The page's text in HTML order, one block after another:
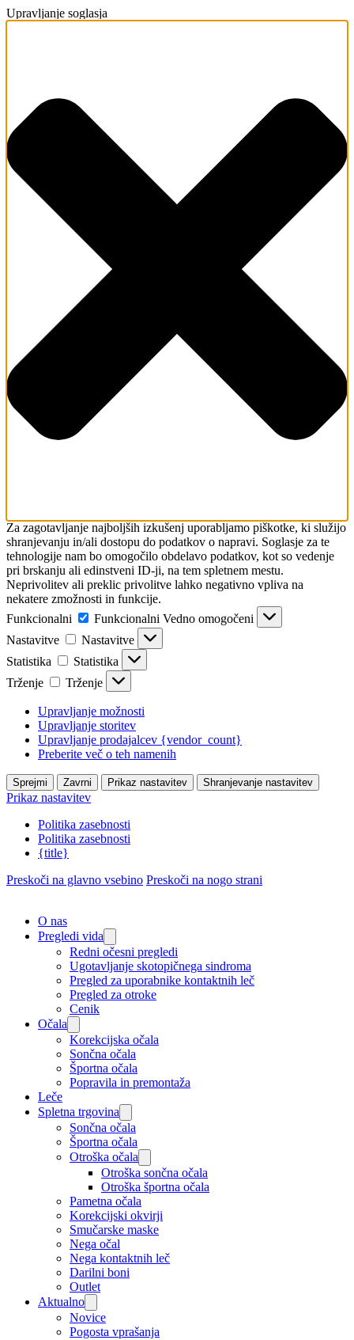
Upravljanje soglasja
Za zagotavljanje najboljših izkušenj uporabljamo piškotke, ki služijo
shranjevanju in/ali dostopu do podatkov o napravi. Soglasje za te
tehnologije nam bo omogočilo obdelavo podatkov, kot so vedenje
pri brskanju ali edinstveni ID-ji, na tem spletnem mestu.
Neprivolitev ali preklic privolitve lahko negativno vpliva na
nekatere zmožnosti in funkcije.
Funkcionalni
Funkcionalni Vedno omogočeni
Nastavitve
Nastavitve
Statistika
Statistika
Trženje
Trženje
Upravljanje možnosti
Upravljanje storitev
Upravljanje prodajalcev {vendor_count}
Preberite več o teh namenih
Sprejmi Zavrni Prikaz nastavitev Shranjevanje nastavitev
Prikaz nastavitev
Politika zasebnosti
Politika zasebnosti
{title}
Preskoči na glavno vsebino Preskoči na nogo strani
O nas
Pregledi vida
Redni očesni pregledi
Ugotavljanje skotopičnega sindroma
Pregled za uporabnike kontaktnih leč
Pregled za otroke
Cenik
Očala
Korekcijska očala
Sončna očala
Športna očala
Popravila in premontaža
Leče
Spletna trgovina
Sončna očala
Športna očala
Otroška očala
Otroška sončna očala
Otroška športna očala
Pametna očala
Korekcijski okvirji
Smučarske maske
Nega očal
Nega kontaktnih leč
Darilni boni
Outlet
Aktualno
Novice
Pogosta vprašanja